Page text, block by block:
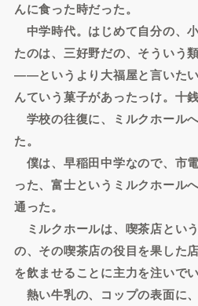
んに食った時だった。
中学時代。はじめて自分の、
たのは、三好野だの、そういう
――というより大福屋と言いた
んていう菓子があったっけ。十
学校の往復に、ミルクホール
た。
僕は、早稲田中学なので、市
った、富士というミルクホール
通った。
ミルクホールは、喫茶店とい
の、その喫茶店の役目を果した
を飲ませることに主力を注いで
熱い牛乳の、コップの表面に